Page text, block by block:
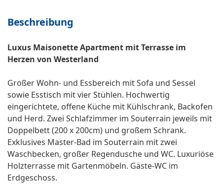
Beschreibung
Luxus Maisonette Apartment mit Terrasse im
Herzen von Westerland
Großer Wohn- und Essbereich mit Sofa und Sessel
sowie Esstisch mit vier Stühlen. Hochwertig
eingerichtete, offene Küche mit Kühlschrank, Backofen
und Herd. Zwei Schlafzimmer im Souterrain jeweils mit
Doppelbett (200 x 200cm) und großem Schrank.
Exklusives Master-Bad im Souterrain mit zwei
Waschbecken, großer Regendusche und WC. Luxuriöse
Holzterrasse mit Gartenmöbeln. Gäste-WC im
Erdgeschoss.